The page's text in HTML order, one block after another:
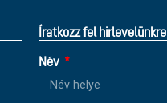
Íratkozz fel hirlevelünkre
Név